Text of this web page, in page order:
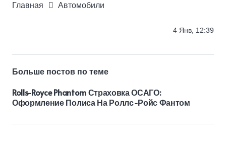
Главная
Автомобили
4 Янв, 12:39
Больше постов по теме
Rolls-Royce Phantom Страховка ОСАГО:
Оформление Полиса На Роллс-Ройс Фантом